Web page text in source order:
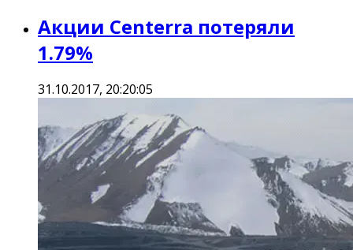
Акции Centerra потеряли
1.79%
31.10.2017, 20:20:05